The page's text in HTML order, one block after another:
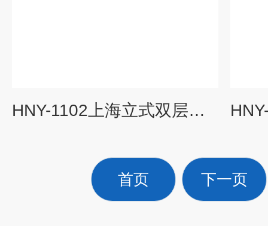
HNY-1102上海立式双层超大容量全温度恒温摇床
首页 下一页